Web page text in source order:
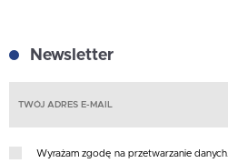
Newsletter
Wyrażam zgodę na przetwarzanie danych.